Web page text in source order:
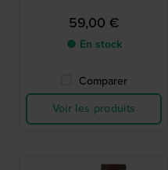
59,00 €
● En stock
Comparer
Voir les produits